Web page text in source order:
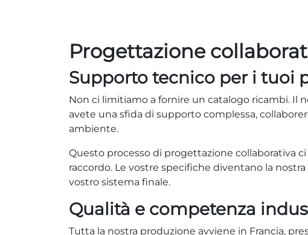
Progettazione
Supporto tecnico per i tuoi
Non ci limitiamo a fornire un catalogo ricambi. Il
avete una sfida di supporto complessa,
ambiente.
Questo processo di progettazione collaborativa
raccordo. Le vostre specifiche diventano la
vostro sistema finale.
Qualità e competenza
Tutta la nostra produzione avviene in Francia,